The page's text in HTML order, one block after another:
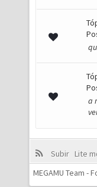
a
Subir Lite
MEGAMU Team -